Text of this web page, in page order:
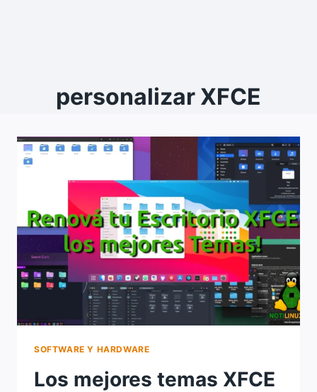
personalizar XFCE
SOFTWARE Y HARDWARE
Los mejores temas XFCE